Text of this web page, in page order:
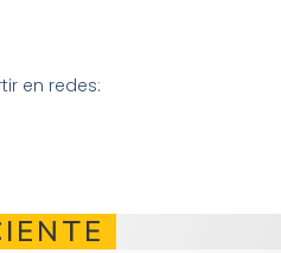
en redes: